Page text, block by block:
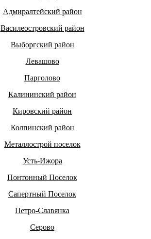
Адмиралтейский район
Василеостровский район
Выборгский район
Левашово
Парголово
Калининский район
Кировский район
Колпинский район
Металлострой поселок
Усть-Ижора
Понтонный Поселок
Сапертный Поселок
Петро-Славянка
Серово